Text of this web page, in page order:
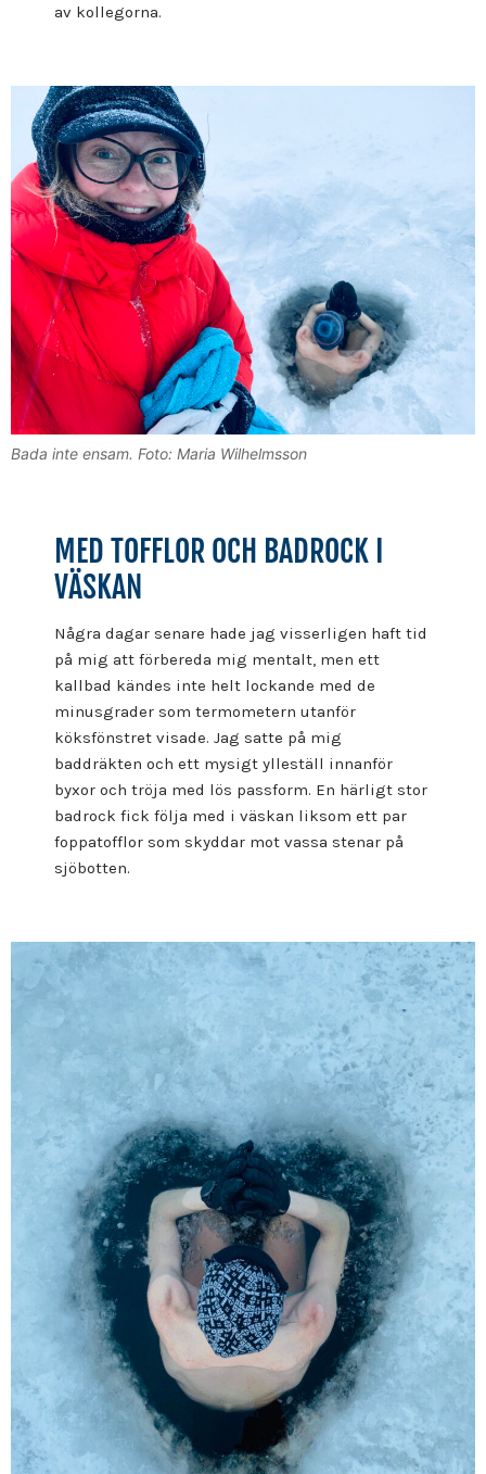
av kollegorna.
Bada inte ensam. Foto: Maria Wilhelmsson
MED TOFFLOR OCH BADROCK I
VÄSKAN
Några dagar senare hade jag visserligen haft tid
på mig att förbereda mig mentalt, men ett
kallbad kändes inte helt lockande med de
minusgrader som termometern utanför
köksfönstret visade. Jag satte på mig
baddräkten och ett mysigt ylleställ innanför
byxor och tröja med lös passform. En härligt stor
badrock fick följa med i väskan liksom ett par
foppatofflor som skyddar mot vassa stenar på
sjöbotten.